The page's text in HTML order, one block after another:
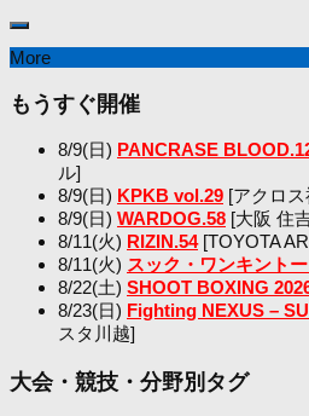
More
もうすぐ開催
8/9(日) PANCRASE
ル]
8/9(日) KPKB vol.29 [アクロス
8/9(日) WARDOG.58 [大阪 住
8/11(火) RIZIN.54[TOYOTA
8/11(火) スック・ワンキント
8/22(土) SHOOT BOXING
8/23(日) Fighting NEXUS –
スタ川越]
大会・競技・分野別タグ